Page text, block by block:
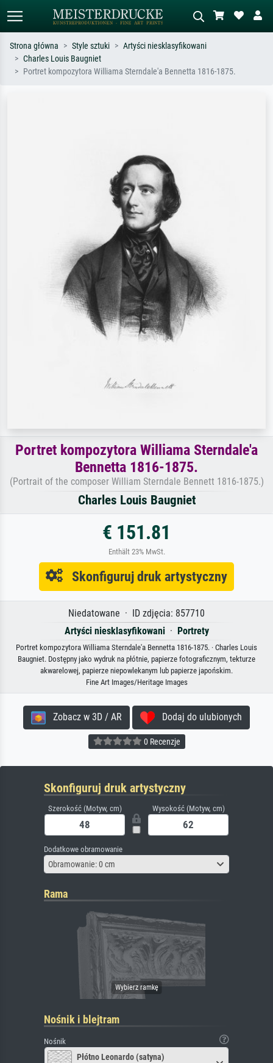
Wyszukiwanie standardowe Wyszukiwanie obrazów AI
Strona główna Style sztuki
Artyści niesklasyfikowani
Charles Louis Baugniet
Portret kompozytora Williama Sterndale'a Bennetta 1816-1875.
Portret kompozytora Williama Sterndale'a
Bennetta 1816-1875.
(Portrait of the composer William Sterndale Bennett 1816-1875.)
Charles Louis Baugniet
€ 151.81
Enthält 23% MwSt.
Skonfiguruj druk artystyczny
Niedatowane · ID zdjęcia: 857710
Artyści niesklasyfikowani· Portrety
Portret kompozytora Williama Sterndale'a Bennetta 1816-1875. · Charles Louis
Baugniet. Dostępny jako wydruk na płótnie, papierze fotograficznym, tekturze
akwarelowej, papierze niepowlekanym lub papierze japońskim.
Fine Art Images/Heritage Images
Zobacz w 3D / AR Dodaj do ulubionych
0 Recenzje
Skonfiguruj druk artystyczny
Szerokość (Motyw, cm) Wysokość (Motyw, cm)
Dodatkowe obramowanie
Obramowanie: 0 cm
Rama
Nośnik i blejtram
Nośnik
Płótno Leonardo (satyna)